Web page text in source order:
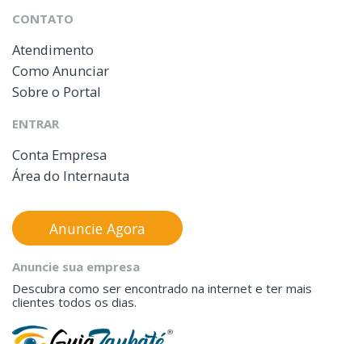
CONTATO
Atendimento
Como Anunciar
Sobre o Portal
ENTRAR
Conta Empresa
Área do Internauta
Anuncie sua empresa
Descubra como ser encontrado na internet e ter mais
clientes todos os dias.
Anuncie Agora